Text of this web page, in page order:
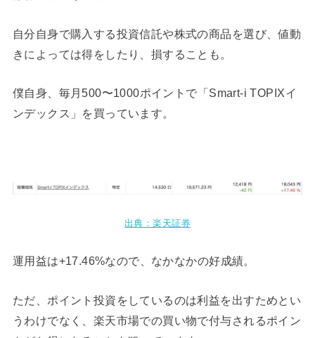
自分自身で購入する投資信託や株式の商品を選び、値動
きによっては得をしたり、損することも。
僕自身、毎月500〜1000ポイントで「Smart-i TOPIXイ
ンデックス」を買っています。
出典：楽天証券
運用益は+17.46%なので、なかなかの好成績。
ただ、ポイント投資をしているのは利益を出すためとい
うわけでなく、楽天市場での買い物で付与されるポイン